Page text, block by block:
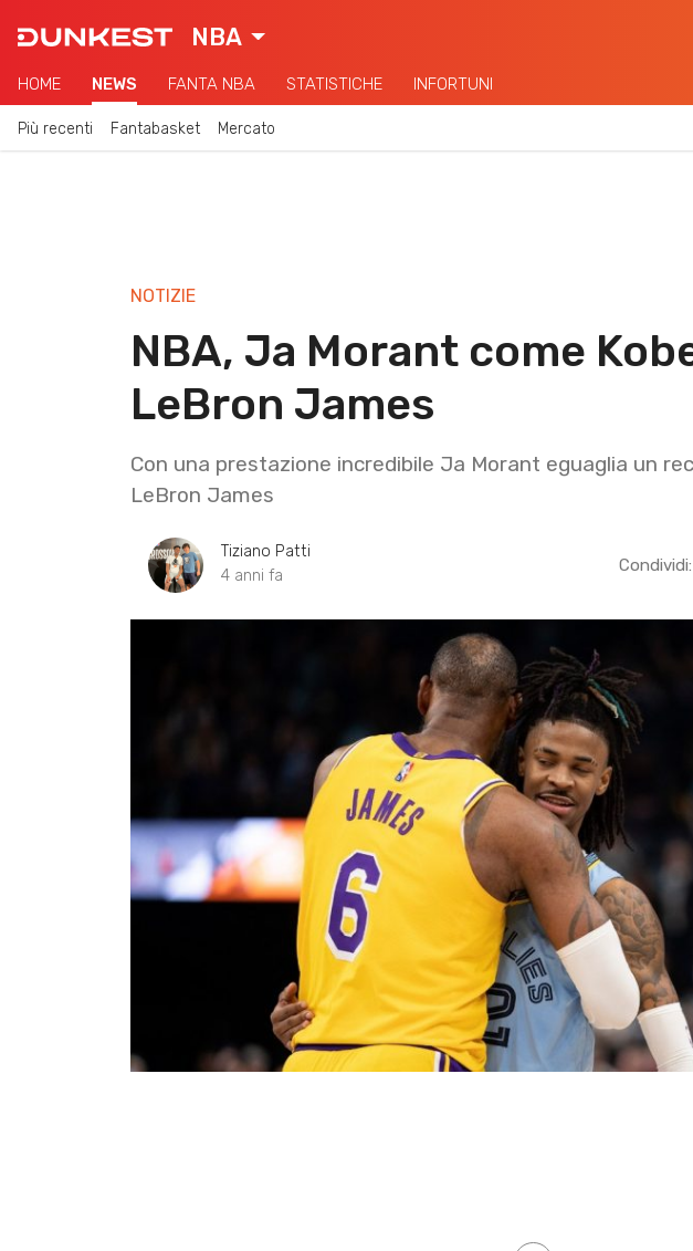
NBA
HOME NEWS FANTA NBA STATISTICHE INFORTUNI
Più recenti Fantabasket Mercato
NOTIZIE
NBA, Ja Morant come
LeBron James
Con una prestazione incredibile Ja Morant eguaglia un
LeBron James
Tiziano Patti
4 anni fa
Condividi: